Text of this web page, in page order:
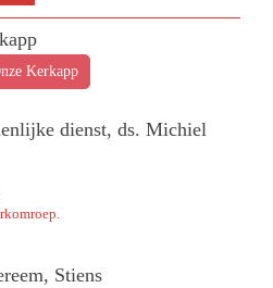
Kerkapp
dienst, ds. Michiel
Stiens